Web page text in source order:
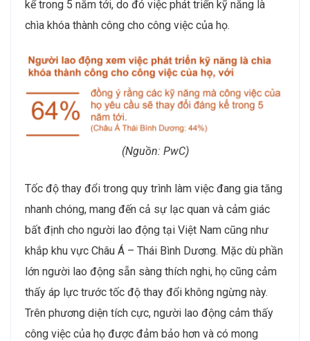
kể trong 5 năm tới, do đó việc phát triển kỹ năng là
chìa khóa thành công cho công việc của họ.
(Nguồn: PwC)
Tốc độ thay đổi trong quy trình làm việc đang gia tăng
nhanh chóng, mang đến cả sự lạc quan và cảm giác
bất định cho người lao động tại Việt Nam cũng như
khắp khu vực Châu Á – Thái Bình Dương. Mặc dù phần
lớn người lao động sẵn sàng thích nghi, họ cũng cảm
thấy áp lực trước tốc độ thay đổi không ngừng này.
Trên phương diện tích cực, người lao động cảm thấy
công việc của họ được đảm bảo hơn và có mong